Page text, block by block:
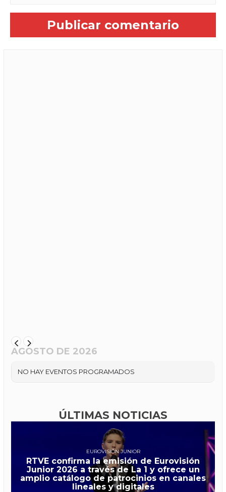
AGOSTO DE 2026
NO HAY EVENTOS PROGRAMADOS
ÚLTIMAS NOTICIAS
EUROVISIÓN JUNIOR
RTVE confirma la emisión de Eurovisión
Junior 2026 a través de La 1 y ofrece un
amplio catálogo de patrocinios en canales
lineales y digitales